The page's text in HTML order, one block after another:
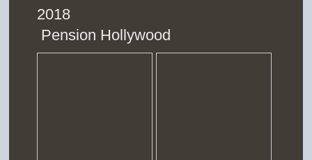
2018
Pension Hollywood